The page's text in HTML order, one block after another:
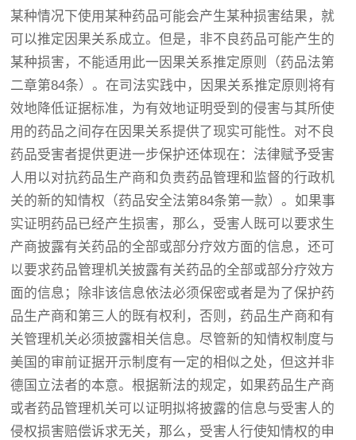
某种情况下使用某种药品可能会产生某种损害结果，就
可以推定因果关系成立。但是，非不良药品可能产生的
某种损害，不能适用此一因果关系推定原则（药品法第
二章第84条）。在司法实践中，因果关系推定原则将有
效地降低证据标准，为有效地证明受到的侵害与其所使
用的药品之间存在因果关系提供了现实可能性。对不良
药品受害者提供更进一步保护还体现在：法律赋予受害
人用以对抗药品生产商和负责药品管理和监督的行政机
关的新的知情权（药品安全法第84条第一款）。如果事
实证明药品已经产生损害，那么，受害人既可以要求生
产商披露有关药品的全部或部分疗效方面的信息，还可
以要求药品管理机关披露有关药品的全部或部分疗效方
面的信息；除非该信息依法必须保密或者是为了保护药
品生产商和第三人的既有权利，否则，药品生产商和有
关管理机关必须披露相关信息。尽管新的知情权制度与
美国的审前证据开示制度有一定的相似之处，但这并非
德国立法者的本意。根据新法的规定，如果药品生产商
或者药品管理机关可以证明拟将披露的信息与受害人的
侵权损害赔偿诉求无关，那么，受害人行使知情权的申